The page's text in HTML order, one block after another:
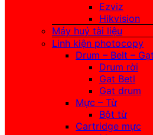
Ezviz
Hikvision
Máy huỷ tài liệu
Linh kiện photocopy
Drum – Belt – Gạt
Drum rời
Gạt Betl
Gạt drum
Mực – Từ
Bột từ
Cartridge mực